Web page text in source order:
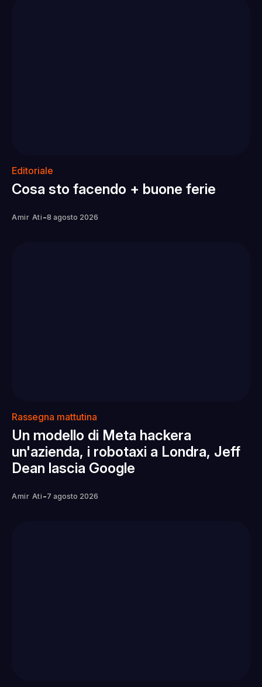
Editoriale
Cosa sto facendo + buone ferie
Amir Ati -8 agosto 2026
Rassegna mattutina
Un modello di Meta hackera
un'azienda, i robotaxi a Londra, Jeff
Dean lascia Google
Amir Ati -7 agosto 2026